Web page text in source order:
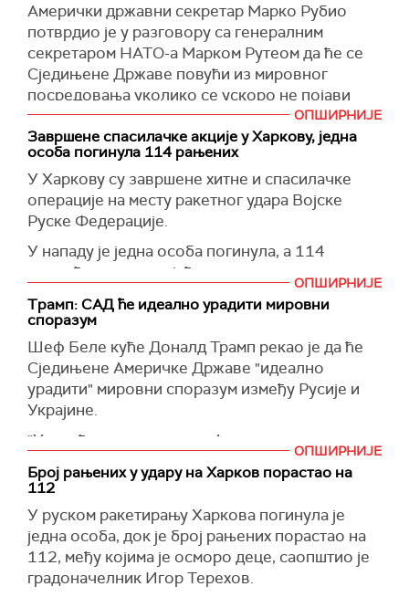
Амерички државни секретар Марко Рубио
потврдио је у разговору са генералним
секретаром НАТО-а Марком Рутеом да ће се
Сједињене Државе повући из мировног
посредовања уколико се ускоро не појави
јасан пут ка миру у Украјини.
"Државни секретар Марко Рубио разговарао
је данас са генералним секретаром НАТО-а
Марком Рутеом како би га обавестио о
мировном предлогу који је јуче представљен
украјинској делегацији у Паризу и руским
званичницима телефоном", рекла
је портпаролка Стејт департмента Тами Брус.
(Унијан)
ОПШИРНИЈЕ
Завршене спасилачке акције у Харкову, једна
особа погинула 114 рањених
У Харкову су завршене хитне и спасилачке
операције на месту ракетног удара Војске
Руске Федерације.
У нападу је једна особа погинула, а 114
повређено, укључујући деветоро деце,
саопштила је Државна служба за ванредне
ситуације.
(Укринформ).
ОПШИРНИЈЕ
Трамп: САД ће идеално урадити мировни
споразум
Шеф Беле куће Доналд Трамп рекао је да ће
Сједињене Америчке Државе "идеално
урадити" мировни споразум између Русије и
Украјине.
"Урадићемо то идеално. Ако из неког разлога
било која страна то отежава, само ћемо рећи:
'Глупи сте, глупи сте, страшни сте људи' и
надамо се да то нећемо морати да радимо“,
рекао је Трамп новинарима у Белој кући.
Истовремено, он је нагласио да жели да се
ОПШИРНИЈЕ
Број рањених у удару на Харков порастао на
112
У руском ракетирању Харкова погинула је
једна особа, док је број рањених порастао на
112, међу којима је осморо деце, саопштио је
градоначелник Игор Терехов.